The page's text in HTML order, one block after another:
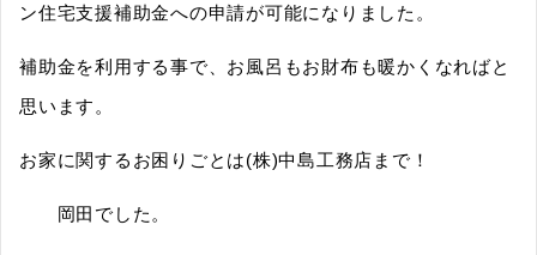
ン住宅支援補助金への申請が可能になりました。
補助金を利用する事で、お風呂もお財布も暖かくなればと
思います。
お家に関するお困りごとは(株)中島工務店まで！
岡田でした。